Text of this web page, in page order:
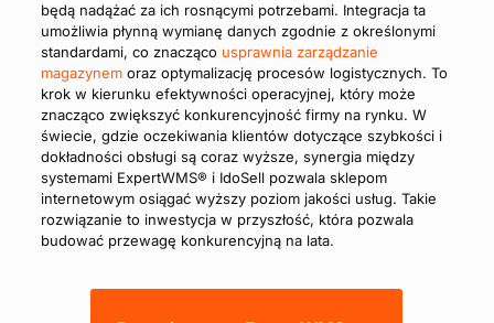
będą nadążać za ich rosnącymi potrzebami. Integracja ta
umożliwia płynną wymianę danych zgodnie z określonymi
standardami, co znacząco usprawnia zarządzanie
magazynemoraz optymalizację procesów logistycznych. To
krok w kierunku efektywności operacyjnej, który może
znacząco zwiększyć konkurencyjność firmy na rynku. W
świecie, gdzie oczekiwania klientów dotyczące szybkości i
dokładności obsługi są coraz wyższe, synergia między
systemami ExpertWMS® i IdoSell pozwala sklepom
internetowym osiągać wyższy poziom jakości usług. Takie
rozwiązanie to inwestycja w przyszłość, która pozwala
budować przewagę konkurencyjną na lata.